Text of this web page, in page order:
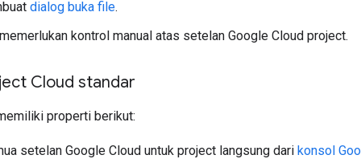
dialog buka file.
kontrol manual atas setelan Google Cloud project.
Cloud standar
properti berikut:
setelan Google Cloud untuk project langsung dari konsol